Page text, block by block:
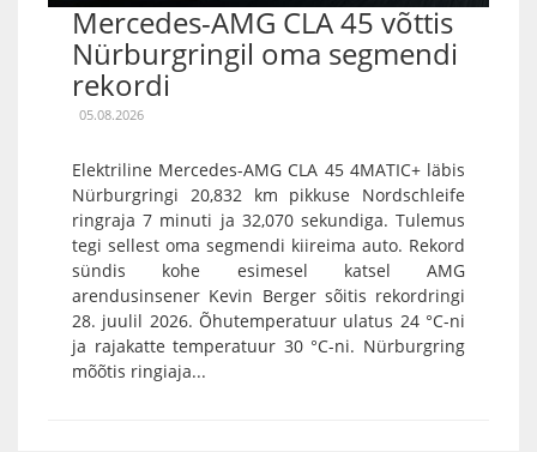
Mercedes-AMG CLA 45 võttis
Nürburgringil oma segmendi
rekordi
05.08.2026
Elektriline Mercedes-AMG CLA 45 4MATIC+ läbis
Nürburgringi 20,832 km pikkuse Nordschleife
ringraja 7 minuti ja 32,070 sekundiga. Tulemus
tegi sellest oma segmendi kiireima auto. Rekord
sündis kohe esimesel katsel AMG
arendusinsener Kevin Berger sõitis rekordringi
28. juulil 2026. Õhutemperatuur ulatus 24 °C-ni
ja rajakatte temperatuur 30 °C-ni. Nürburgring
mõõtis ringiaja...